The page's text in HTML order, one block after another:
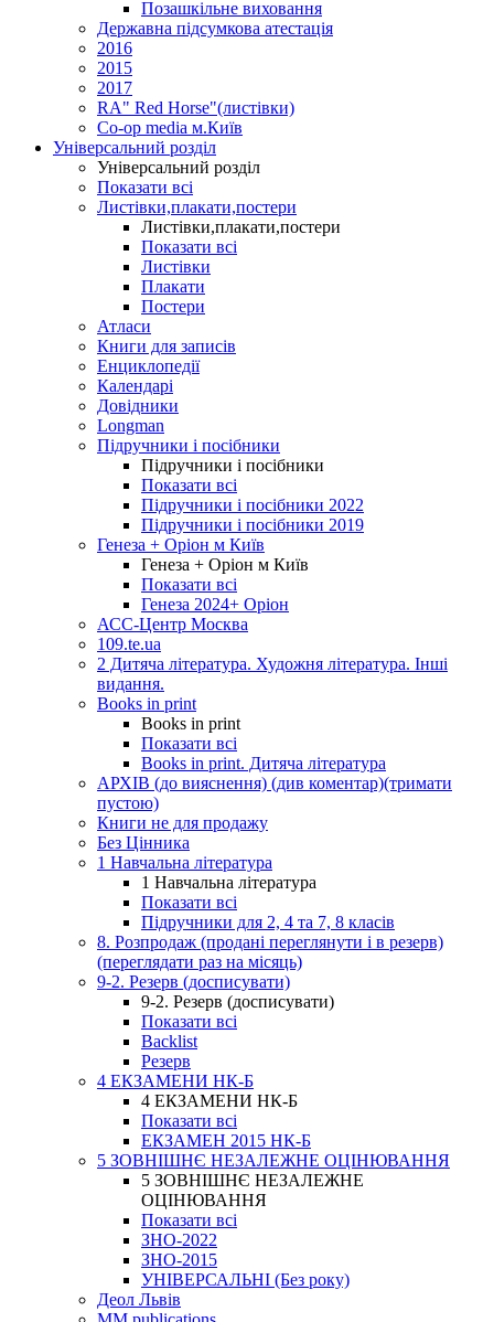
Позашкільне виховання
Державна підсумкова атестація
2016
2015
2017
RA" Red Horse"(листівки)
Co-op media м.Київ
Універсальний розділ
Універсальний розділ
Показати всі
Листівки,плакати,постери
Листівки,плакати,постери
Показати всі
Листівки
Плакати
Постери
Атласи
Книги для записів
Енциклопедії
Календарі
Довідники
Longman
Підручники і посібники
Підручники і посібники
Показати всі
Підручники і посібники 2022
Підручники і посібники 2019
Генеза + Оріон м Київ
Генеза + Оріон м Київ
Показати всі
Генеза 2024+ Оріон
АСС-Центр Москва
109.te.ua
2 Дитяча література. Художня література. Інші
видання.
Books in print
Books in print
Показати всі
Books in print. Дитяча література
АРХІВ (до вияснення) (див коментар)(тримати
пустою)
Книги не для продажу
Без Цінника
1 Навчальна література
1 Навчальна література
Показати всі
Підручники для 2, 4 та 7, 8 класів
8. Розпродаж (продані переглянути і в резерв)
(переглядати раз на місяць)
9-2. Резерв (досписувати)
9-2. Резерв (досписувати)
Показати всі
Backlist
Резерв
4 ЕКЗАМЕНИ НК-Б
4 ЕКЗАМЕНИ НК-Б
Показати всі
ЕКЗАМЕН 2015 НК-Б
5 ЗОВНІШНЄ НЕЗАЛЕЖНЕ ОЦІНЮВАННЯ
5 ЗОВНІШНЄ НЕЗАЛЕЖНЕ
ОЦІНЮВАННЯ
Показати всі
ЗНО-2022
ЗНО-2015
УНІВЕРСАЛЬНІ (Без року)
Деол Львів